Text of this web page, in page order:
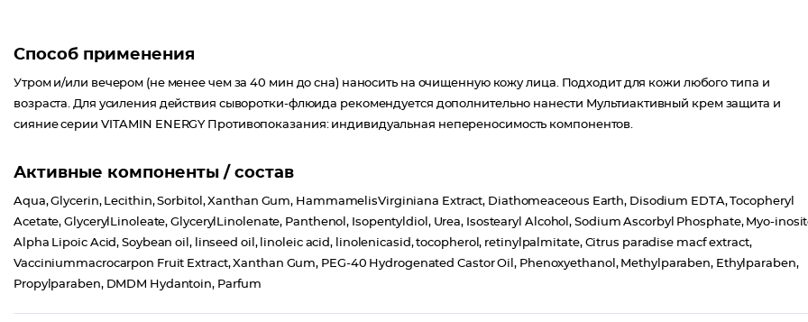
Способ применения
Утром и/или вечером (не менее чем за 40 мин до сна) наносить на очищенную кожу лица. Подходит для кожи любого типа и
возраста. Для усиления действия сыворотки-флюида рекомендуется дополнительно нанести Мультиактивный крем защита и
сияние серии VITAMIN ENERGY Противопоказания: индивидуальная непереносимость компонентов.
Активные компоненты / состав
Aqua, Glycerin, Lecithin, Sorbitol, Xanthan Gum, HammamelisVirginiana Extract, Diathomeaceous Earth, Disodium EDTA, Tocopheryl
Acetate, GlycerylLinoleate, GlycerylLinolenate, Panthenol, Isopentyldiol, Urea, Isostearyl Alcohol, Sodium Ascorbyl Phosphate, Myo-
Alpha Lipoic Acid, Soybean oil, linseed oil, linoleic acid, linolenicasid, tocopherol, retinylpalmitate, Citrus paradise macf extract,
Vacciniummacrocarpon Fruit Extract, Xanthan Gum, PEG-40 Hydrogenated Castor Oil, Phenoxyethanol, Methylparaben, Ethylparaben,
Propylparaben, DMDM Hydantoin, Parfum